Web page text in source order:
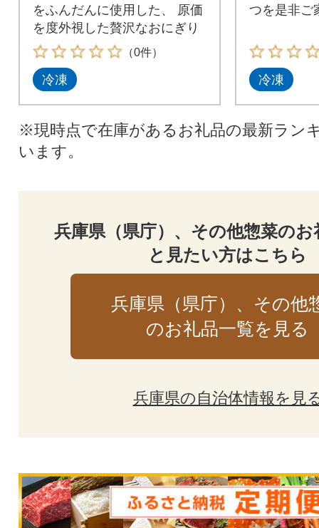
をふんだんに使用した、 原価
を度外視した贅沢なおにぎり
（0件）
冷凍
つを是非ご
冷凍
※現時点で在庫があるお礼品の最新ラン
います。
兵庫県（県庁）、その他惣菜の
と見たい方はこちら
兵庫県（県庁）、その他
のお礼品一覧を見る
兵庫県の自治体情報を見